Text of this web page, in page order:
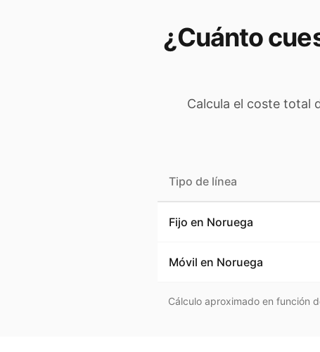
¿Cuánto
Calcula el coste total
Tipo de línea
Fijo en Noruega
Móvil en Noruega
Cálculo aproximado en función